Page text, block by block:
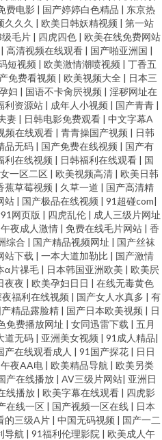
费电影 | 国产婷婷白色精品 | 东京热
久久久 | 欧美日韩妖精视频 | 第一站
毛片 | 四虎四色 | 欧美在线免费网站
| 高清视频在线观看 | 国产啪亚洲国 |
短视频 | 欧美激情潮喷视频 | 丁香五
免费看视频 | 欧美视频大全 | 日本三
妇 | 国语不卡肏屄视频 | 淫秽网址在
利资源站 | 成年人小视频 | 国产青青 |
妻 | 日韩电影免费观看 | 中文字幕A
频在线观看 | 青青操国产视频 | 日韩
品无码 | 国产免费在线视频 | 国产有
利在线视频 | 日韩福利在线观看 | 国
一区二区 | 欧美视频高清 | 欧美日韩
蕉草莓视频 | 久草一道 | 国产高清精
站 | 国产极品在线视频 | 91超碰com|
网页版 | 四虎乱伦 | 成人三级片网址
午夜成人激情 | 免费在线毛片网站 | 香
综合 | 国产精品视频网址 | 国产丝袜
站下载 | 一本大道加勒比 | 国产激情
α片祼毛 | 日本韩国亚洲欧美 | 欧美屄
夜夜 | 欧美孕妇日日 | 在线无毒黄色
夜福利在线视频 | 国产女人水真多 | 有
产精品露脸精 | 国产日本欧美视频 | 日
免费播放网址 | 女同迅雷下载 | 五月
道无码 | 亚洲美女视频 | 91成人精品|
产在线观看成人 | 91国产探花 | 日日
午夜AA电 | 欧美精品导航 | 欧美另类
产在线播放 | AV三级片网站| 亚洲日
线播放 | 欧美字幕在线观看 | 四虎影
在线一区 | 国产视频一区在线 | 日本
的三级A片 | 中国无码视频 | 国产一二
导航 | 91福利伦理影院 | 欧美成人午